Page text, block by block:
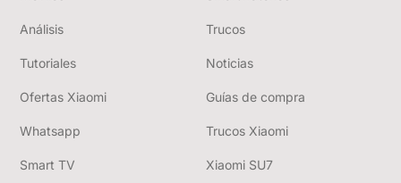
Análisis Trucos
Tutoriales Noticias
Ofertas Xiaomi Guías de compra
Whatsapp Trucos Xiaomi
Smart TV Xiaomi SU7